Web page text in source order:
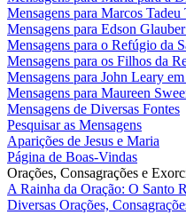
Mensagens para Marcos
Mensagens para Edson
Mensagens para o Refúgio da
Mensagens para os Filhos da
Mensagens para John Leary
Mensagens para Maureen
Mensagens de Diversas Fontes
Pesquisar as Mensagens
Aparições de Jesus e Maria
Página de Boas-Vindas
Orações, Consagrações e
A Rainha da Oração: O Santo
Diversas Orações,